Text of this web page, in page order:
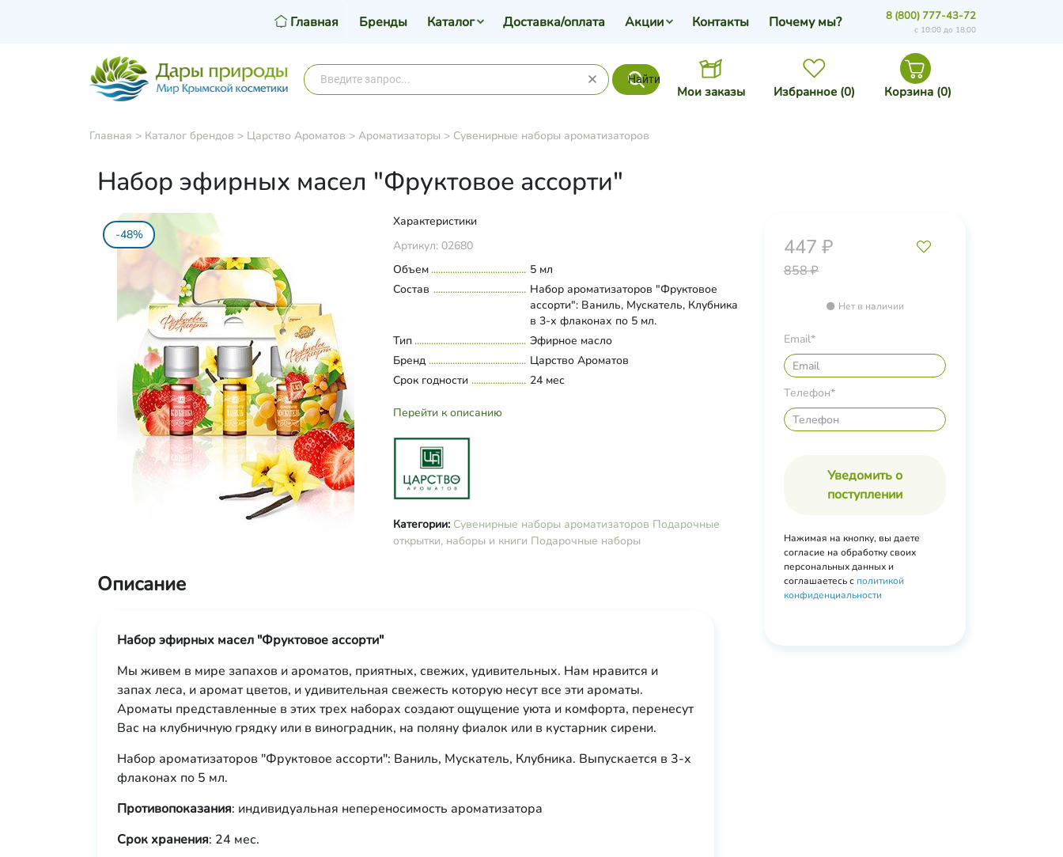
Найти
Мои заказы Избранное (0) Корзина (0)
Главная Бренды Каталог Доставка/оплата Акции Контакты Почему мы? 8 (800) 777-43-72
с 10:00 до 18:00
Главная > Каталог брендов > Царство Ароматов > Ароматизаторы> Сувенирные наборы ароматизаторов
Набор эфирных масел "Фруктовое ассорти"
-48%
Характеристики
Артикул: 02680
Объем
5 мл
Состав
Набор ароматизаторов "Фруктовое
ассорти": Ваниль, Мускатель, Клубника
в 3-х флаконах по 5 мл.
Тип
Эфирное масло
Бренд
Царство Ароматов
Срок годности
24 мес
Перейти к описанию
Категории: Сувенирные наборы ароматизаторов Подарочные
открытки, наборы и книги Подарочные наборы
447 ₽
858 ₽
Нет в наличии
Email*
Телефон*
Уведомить о
поступлении
Нажимая на кнопку, вы даете
согласие на обработку своих
персональных данных и
соглашаетесь с политикой
конфиденциальности
Описание
Набор эфирных масел "Фруктовое ассорти"
Мы живем в мире запахов и ароматов, приятных, свежих, удивительных. Нам нравится и
запах леса, и аромат цветов, и удивительная свежесть которую несут все эти ароматы.
Ароматы представленные в этих трех наборах создают ощущение уюта и комфорта, перенесут
Вас на клубничную грядку или в виноградник, на поляну фиалок или в кустарник сирени.
Набор ароматизаторов "Фруктовое ассорти": Ваниль, Мускатель, Клубника. Выпускается в 3-х
флаконах по 5 мл.
Противопоказания: индивидуальная непереносимость ароматизатора
Срок хранения: 24 мес.